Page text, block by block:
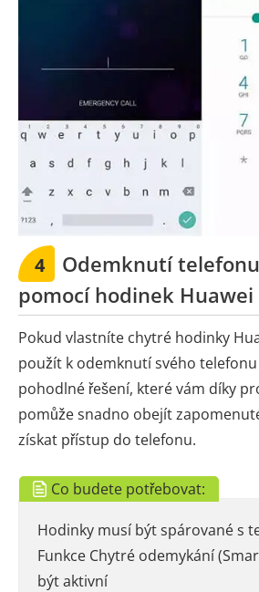
4
Odemknutí
pomocí hodinek Huawei
Pokud vlastníte chytré hodinky
použít k odemknutí svého telefonu
pohodlné řešení, které vám díky
pomůže snadno obejít
získat přístup do telefonu.
Co budete potřebovat:
Hodinky musí být spárované s
Funkce Chytré odemykání
být aktivní